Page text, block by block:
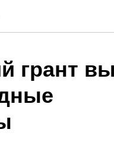
грант